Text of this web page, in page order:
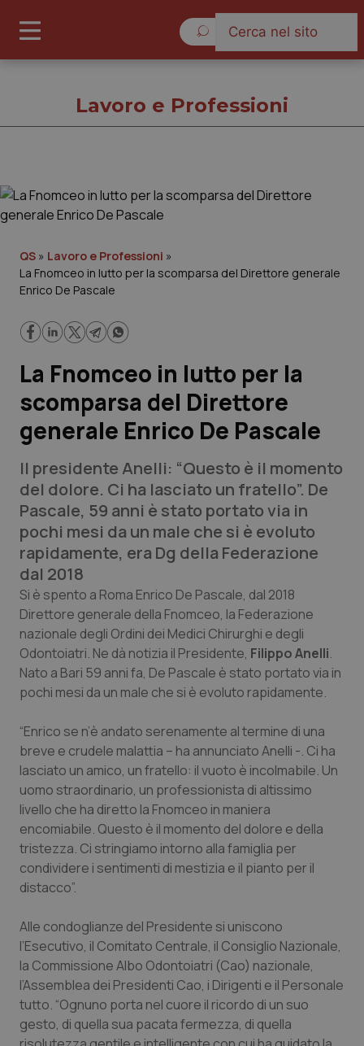
Governo e Parlamento
Regioni e Asl
Lavoro e Professioni
Scienza e Farmaci
Studi e Analisi
Lettere al direttore
Edizioni Regionali
QS Pro
Professionisti Sanitari.AI
Abruzzo
Basilicata
Calabria
Campania
Emilia-Romagna
Friuli Venezia Giulia
Liguria
Lombardia
Marche
QS Pro Gold
Artrite & artrosi
Asma & BPCO
Car-T
Colesterolo & coronaropatie
Dermatite Atopica
Disturbi dell’umore
Dolore
Donna & Salute
QS Club Newsletter
Lavoro e Professioni
QS » Lavoro e Professioni »
La Fnomceo in lutto per la scomparsa del Direttore generale
Enrico De Pascale
La Fnomceo in lutto per la
scomparsa del Direttore
generale Enrico De Pascale
Il presidente Anelli: “Questo è il momento
del dolore. Ci ha lasciato un fratello”. De
Pascale, 59 anni è stato portato via in
pochi mesi da un male che si è evoluto
rapidamente, era Dg della Federazione
dal 2018
Si è spento a Roma Enrico De Pascale, dal 2018
Direttore generale della Fnomceo, la Federazione
nazionale degli Ordini dei Medici Chirurghi e degli
Odontoiatri. Ne dà notizia il Presidente, Filippo Anelli.
Nato a Bari 59 anni fa, De Pascale è stato portato via in
pochi mesi da un male che si è evoluto rapidamente.
“Enrico se n’è andato serenamente al termine di una
breve e crudele malattia – ha annunciato Anelli -. Ci ha
lasciato un amico, un fratello: il vuoto è incolmabile. Un
uomo straordinario, un professionista di altissimo
livello che ha diretto la Fnomceo in maniera
encomiabile. Questo è il momento del dolore e della
tristezza. Ci stringiamo intorno alla famiglia per
condividere i sentimenti di mestizia e il pianto per il
distacco”.
Alle condoglianze del Presidente si uniscono
l’Esecutivo, il Comitato Centrale, il Consiglio Nazionale,
la Commissione Albo Odontoiatri (Cao) nazionale,
l’Assemblea dei Presidenti Cao, i Dirigenti e il Personale
tutto. “Ognuno porta nel cuore il ricordo di un suo
gesto, di quella sua pacata fermezza, di quella